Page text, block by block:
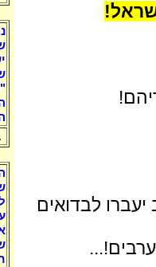
יעברו לבדואים